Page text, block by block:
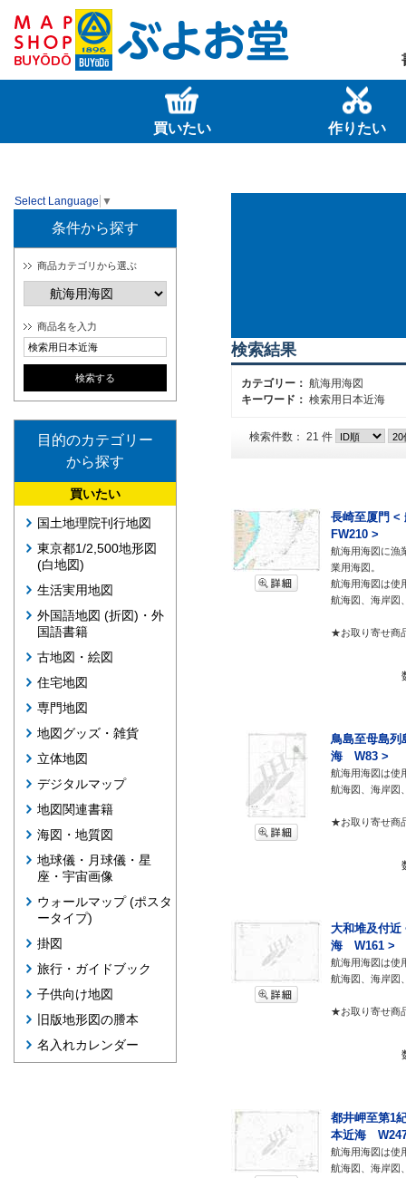
買いたい 作りたい
Select Language ▼
条件から探す
商品カテゴリから選ぶ
商品名を入力
目的のカテゴリー
から探す
買いたい
国土地理院刊行地図
東京都1/2,500地形図
(白地図)
生活実用地図
外国語地図 (折図)・外
国語書籍
古地図・絵図
住宅地図
専門地図
地図グッズ・雑貨
立体地図
デジタルマップ
地図関連書籍
海図・地質図
地球儀・月球儀・星
座・宇宙画像
ウォールマップ (ポスタ
ータイプ)
掛図
旅行・ガイドブック
子供向け地図
旧版地形図の謄本
名入れカレンダー
検索結果
カテゴリー： 航海用海図
キーワード： 検索用日本近海
検索件数： 21 件
長崎至厦門
FW210 >
航海用海図に漁
業用海図。
航海用海図は使
航海図、海岸図
★お取り寄せ商
鳥島至母島列
海 W83 >
航海用海図は使
航海図、海岸図
★お取り寄せ商
大和堆及付近
海 W161 >
航海用海図は使
航海図、海岸図
★お取り寄せ商
都井岬至第1
本近海
航海用海図は使
航海図、海岸図